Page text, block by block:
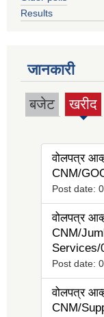
Results
जानकारी
बजेट खरीद
(active
वोलपत्र
CNM/
Post date:
वोलपत्र
CNM/
Services/
Post date:
वोलपत्र
CNM/